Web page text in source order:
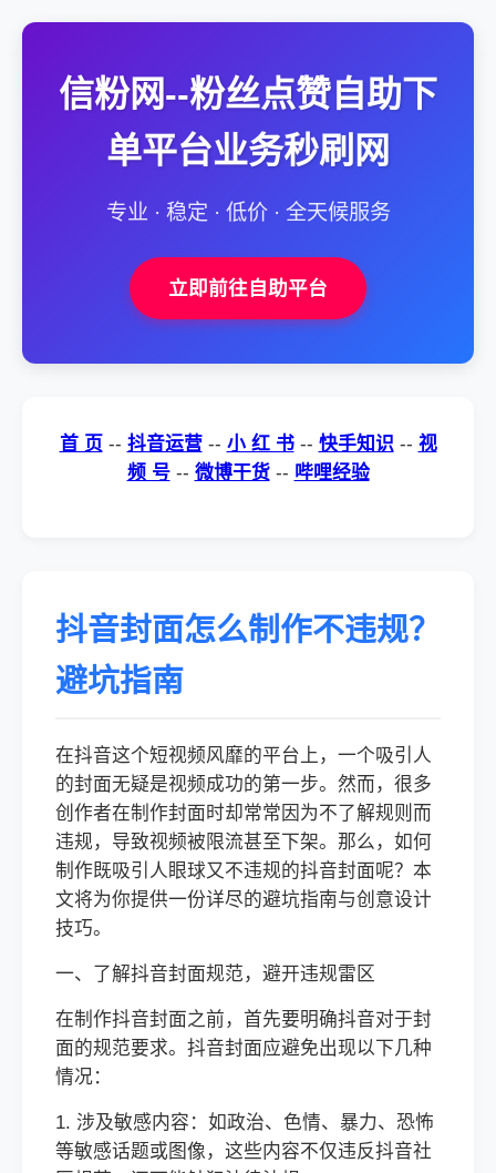
信粉网--粉丝点赞自助下
单平台业务秒刷网
专业 · 稳定 · 低价 · 全天候服务
立即前往自助平台
首 页 -- 抖音运营 -- 小 红 书 -- 快手知识 -- 视
频 号 -- 微博干货 -- 哔哩经验
抖音封面怎么制作不违规？
避坑指南
在抖音这个短视频风靡的平台上，一个吸引人
的封面无疑是视频成功的第一步。然而，很多
创作者在制作封面时却常常因为不了解规则而
违规，导致视频被限流甚至下架。那么，如何
制作既吸引人眼球又不违规的抖音封面呢？本
文将为你提供一份详尽的避坑指南与创意设计
技巧。
一、了解抖音封面规范，避开违规雷区
在制作抖音封面之前，首先要明确抖音对于封
面的规范要求。抖音封面应避免出现以下几种
情况：
1. 涉及敏感内容：如政治、色情、暴力、恐怖
等敏感话题或图像，这些内容不仅违反抖音社